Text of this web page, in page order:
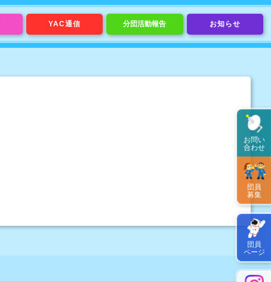
YAC通信 分団活動報告 お知らせ
お問い
合わせ
団員
募集
団員
ページ